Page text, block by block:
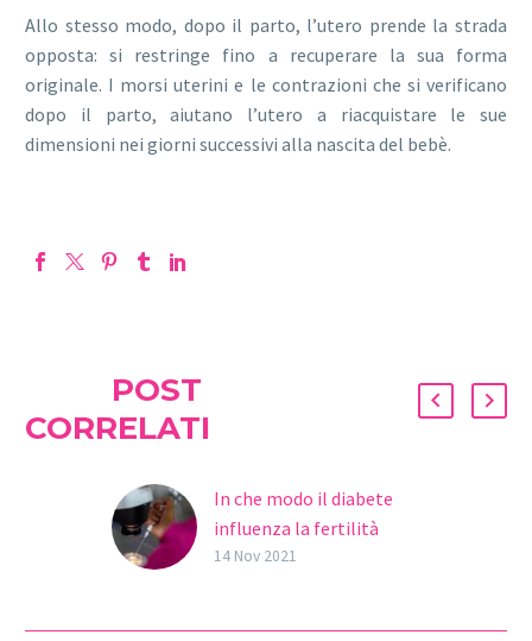
Allo stesso modo, dopo il parto, l’utero prende la strada
opposta: si restringe fino a recuperare la sua forma
originale. I morsi uterini e le contrazioni che si verificano
dopo il parto, aiutano l’utero a riacquistare le sue
dimensioni nei giorni successivi alla nascita del bebè.
POST
CORRELATI
In che modo il diabete
influenza la fertilità
Oggi 14 di novembre è la
14 Nov 2021